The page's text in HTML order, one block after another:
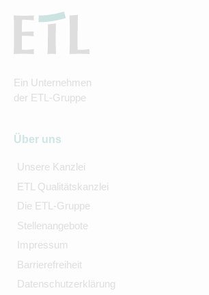
Ein Unternehmen
der ETL-Gruppe
Über uns
Unsere Kanzlei
ETL Qualitätskanzlei
Die ETL-Gruppe
Stellenangebote
Impressum
Barrierefreiheit
Datenschutzerklärung